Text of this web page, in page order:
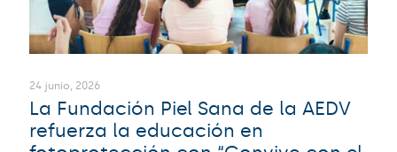
24 junio, 2026
La Fundación Piel Sana de la AEDV
refuerza la educación en